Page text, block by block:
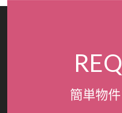
簡単物